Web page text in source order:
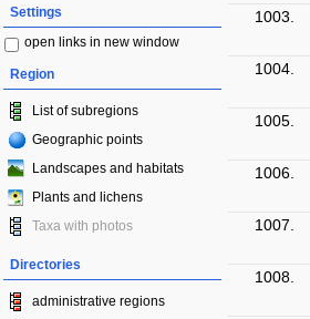
Settings
open links in new window
Region
List of subregions
Geographic points
Landscapes and habitats
Plants and lichens
Taxa with photos
Directories
administrative regions
1003.
1004.
1005.
1006.
1007.
1008.